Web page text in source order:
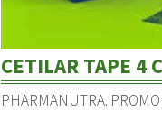
CETILAR TAPE 4
PHARMANUTRA.